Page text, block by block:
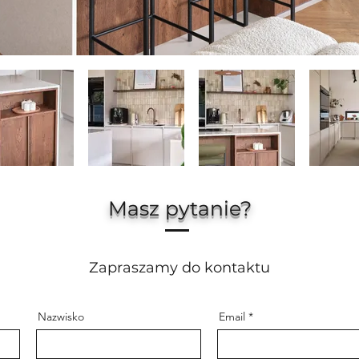
Masz pytanie?
Zapraszamy do kontaktu
Nazwisko Email